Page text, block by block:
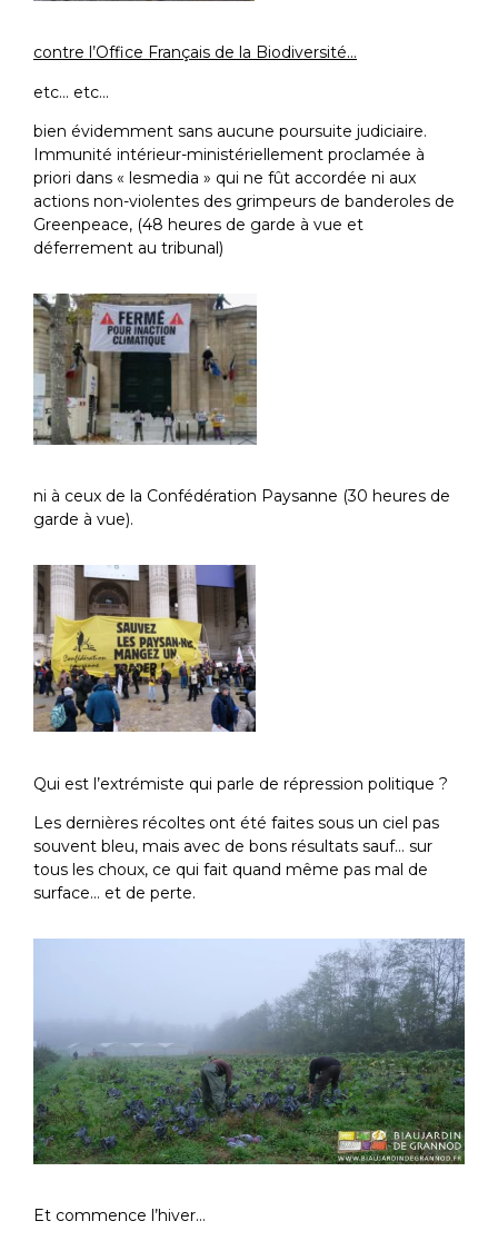
contre l’Office Français de la Biodiversité…
etc… etc…
bien évidemment sans aucune poursuite judiciaire.
Immunité intérieur-ministériellement proclamée à
priori dans « lesmedia » qui ne fût accordée ni aux
actions non-violentes des grimpeurs de banderoles de
Greenpeace, (48 heures de garde à vue et
déferrement au tribunal)
ni à ceux de la Confédération Paysanne (30 heures de
garde à vue).
Qui est l’extrémiste qui parle de répression politique ?
Les dernières récoltes ont été faites sous un ciel pas
souvent bleu, mais avec de bons résultats sauf… sur
tous les choux, ce qui fait quand même pas mal de
surface… et de perte.
Et commence l’hiver…